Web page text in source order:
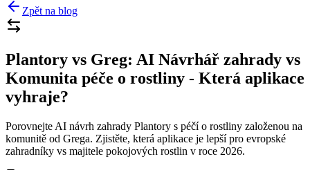
Zpět na blog
Plantory vs Greg: AI Návrhář zahrady vs
Komunita péče o rostliny - Která aplikace
vyhraje?
Porovnejte AI návrh zahrady Plantory s péčí o rostliny založenou na
komunitě od Grega. Zjistěte, která aplikace je lepší pro evropské
zahradníky vs majitele pokojových rostlin v roce 2026.